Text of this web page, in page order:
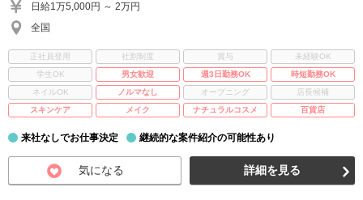
日給1万5,000円 ～ 2万円
全国
正社員登用 社割制度 賞与
未経験OK
学生OK
男女歓迎 週3日勤務OK
時短勤務OK
ネイルOK
ノルマなし オープニング
店長候補
スキンケア
メイク ナチュラルコスメ 百貨店
来社なしでお仕事決定 継続的な案件紹介の可能性あり
気になる 詳細を見る